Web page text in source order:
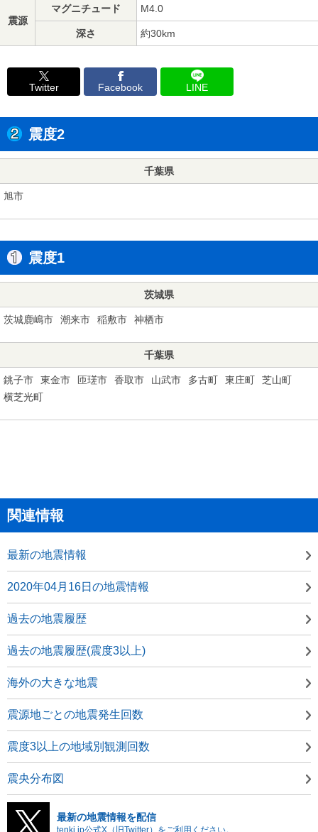
震源
マグニチュード M4.0
深さ 約30km
Twitter Facebook LINE
震度2
千葉県
旭市
震度1
茨城県
茨城鹿嶋市 潮来市 稲敷市 神栖市
千葉県
銚子市 東金市 匝瑳市 香取市 山武市 多古町 東庄町
芝山町
横芝光町
関連情報
最新の地震情報
2020年04月16日の地震情報
過去の地震履歴
過去の地震履歴(震度3以上)
海外の大きな地震
震源地ごとの地震発生回数
震度3以上の地域別観測回数
震央分布図
最新の地震情報を配信
tenki.jp公式X（旧Twitter）をご利用ください。